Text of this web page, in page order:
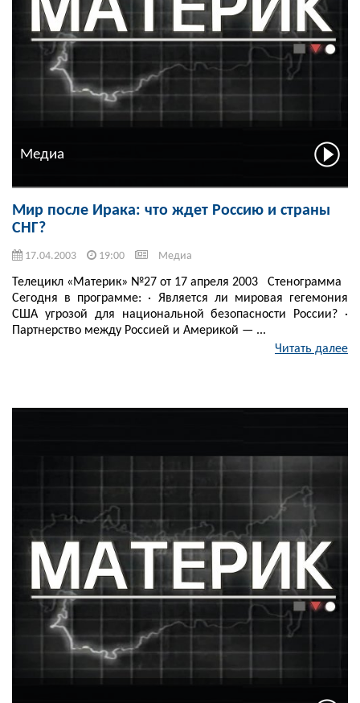
Медиа
Мир после Ирака: что ждет Россию и страны
СНГ?
17.04.2003 19:00 Медиа
Телецикл «Материк» №27 от 17 апреля 2003 Стенограмма
Сегодня в программе: · Является ли мировая гегемония
США угрозой для национальной безопасности России? ·
Партнерство между Россией и Америкой — ...
Читать далее